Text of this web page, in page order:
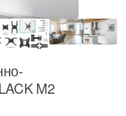
M2